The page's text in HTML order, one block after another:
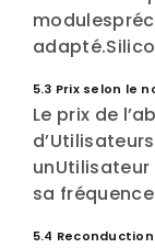
5.3 Prix selon le
Le prix de
sa
5.4